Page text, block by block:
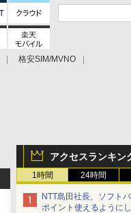
格安SIM/MVNO
アクセスランキン
1時間 24時間
NTT島田社長、ソフト
ポイント使えるようにし